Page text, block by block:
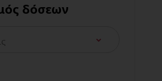
δόσεων